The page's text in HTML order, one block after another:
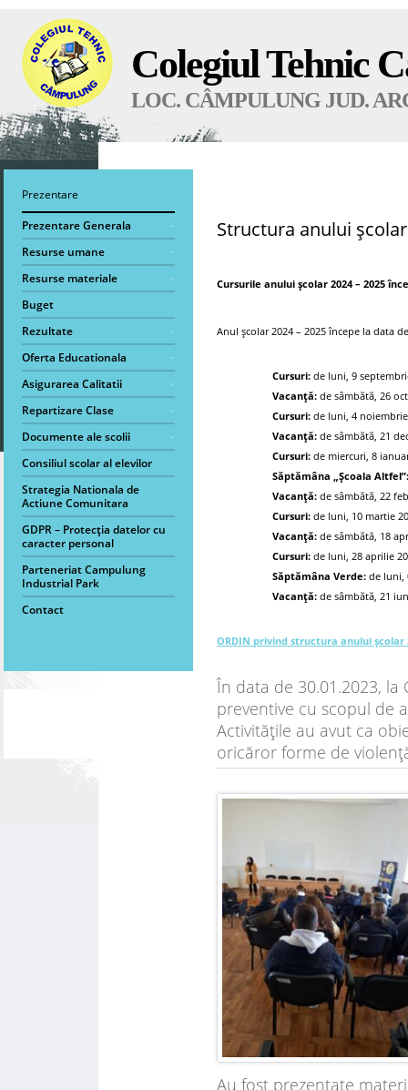
Colegiul Tehnic
LOC. CÂMPULUNG JUD.
Prezentare
Prezentare Generala
Resurse umane
Resurse materiale
Buget
Rezultate
Oferta Educationala
Asigurarea Calitatii
Repartizare Clase
Documente ale scolii
Consiliul scolar al elevilor
Strategia Nationala de
Actiune Comunitara
GDPR – Protecția datelor cu
caracter personal
Parteneriat Campulung
Industrial Park
Contact
Structura anului
Cursurile anului şcolar 2024 – 2025
Anul școlar 2024 – 2025 începe la data
Cursuri: de luni, 9
Vacanță: de sâmbătă, 26
Cursuri: de luni, 4
Vacanță: de sâmbătă, 21
Cursuri: de miercuri, 8
Săptămâna „Școala Altfel”:
Vacanță: de sâmbătă, 22
Cursuri: de luni, 10 martie
Vacanță: de sâmbătă, 18
Cursuri: de luni, 28 aprilie
Săptămâna Verde: de luni,
Vacanță: de sâmbătă, 21
ORDIN privind structura anului școlar
În data de 30.01.2023,
preventive cu scopul de
Activitățile au avut ca
oricăror forme de
Au fost prezentate